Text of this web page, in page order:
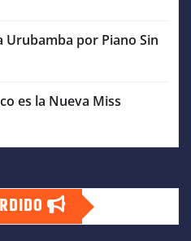
Urubamba por Piano Sin
es la Nueva Miss